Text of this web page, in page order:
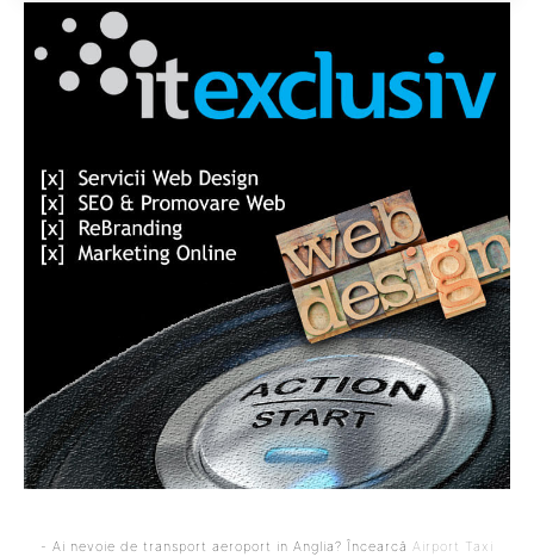
- Ai nevoie de transport aeroport in Anglia? Încearcă Airport Taxi